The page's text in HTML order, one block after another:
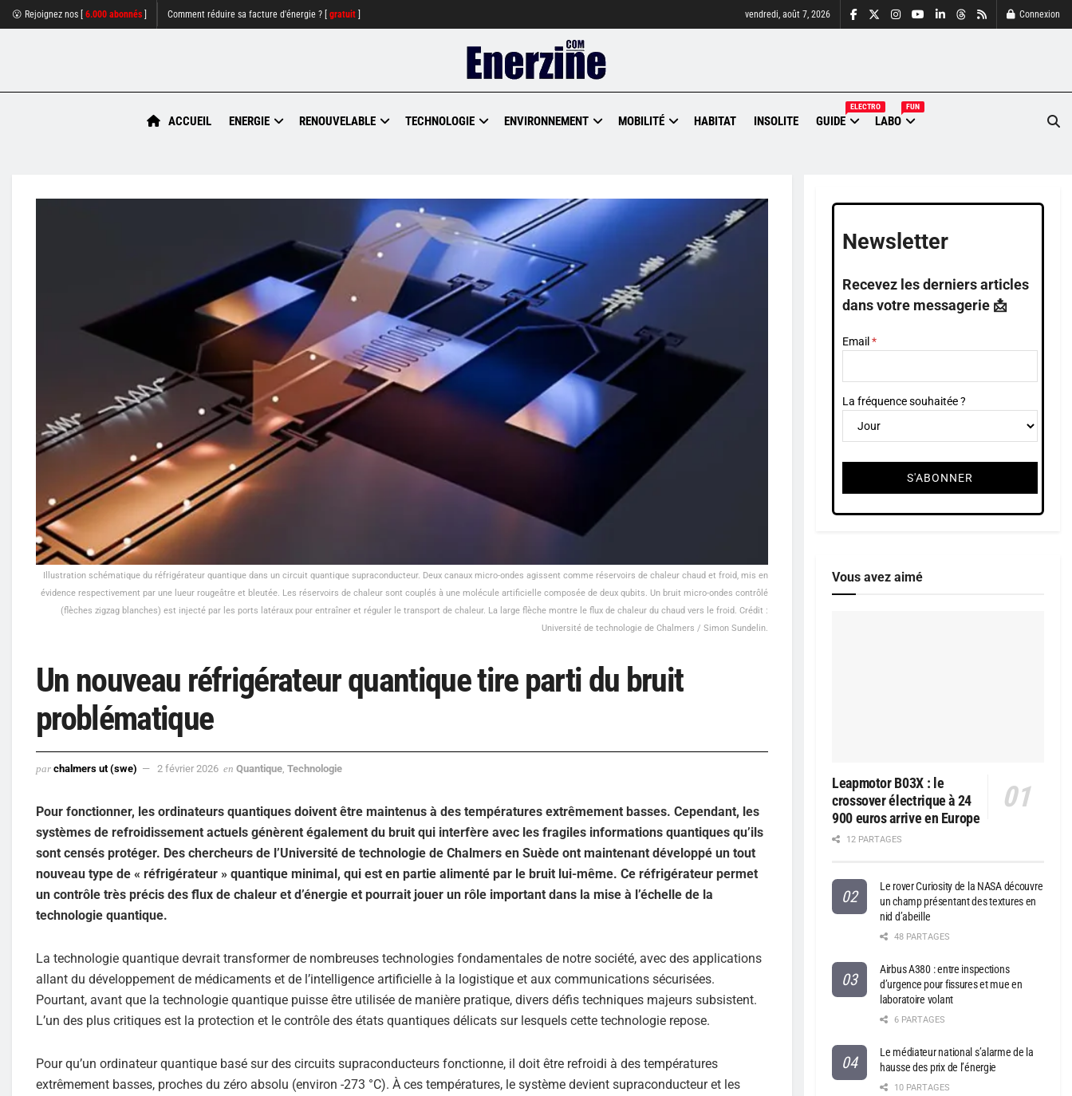
😮 Rejoignez nos [ 6.000 abonnés Comment réduire sa facture d'énergie ? [ gratuit vendredi, août 7, 2026 Connexion
ACCUEIL ENERGIE RENOUVELABLE TECHNOLOGIE ENVIRONNEMENT MOBILITÉ HABITAT INSOLITE GUIDE
ELECTRO
LABO
FUN
Illustration schématique du réfrigérateur quantique dans un circuit quantique supraconducteur. Deux canaux micro-ondes agissent comme réservoirs de chaleur chaud et froid, mis en
évidence respectivement par une lueur rougeâtre et bleutée. Les réservoirs de chaleur sont couplés à une molécule artificielle composée de deux qubits. Un bruit micro-ondes contrôlé
(flèches zigzag blanches) est injecté par les ports latéraux pour entraîner et réguler le transport de chaleur. La large flèche montre le flux de chaleur du chaud vers le froid. Crédit :
Université de technologie de Chalmers / Simon Sundelin.
Un nouveau réfrigérateur quantique tire parti du bruit
problématique
par chalmers ut (swe) 2 février 2026 en Quantique Technologie
Pour fonctionner, les ordinateurs quantiques doivent être maintenus à des températures extrêmement basses. Cependant, les
systèmes de refroidissement actuels génèrent également du bruit qui interfère avec les fragiles informations quantiques qu’ils
sont censés protéger. Des chercheurs de l’Université de technologie de Chalmers en Suède ont maintenant développé un tout
nouveau type de « réfrigérateur » quantique minimal, qui est en partie alimenté par le bruit lui-même. Ce réfrigérateur permet
un contrôle très précis des flux de chaleur et d’énergie et pourrait jouer un rôle important dans la mise à l’échelle de la
technologie quantique.
La technologie quantique devrait transformer de nombreuses technologies fondamentales de notre société, avec des applications
allant du développement de médicaments et de l’intelligence artificielle à la logistique et aux communications sécurisées.
Pourtant, avant que la technologie quantique puisse être utilisée de manière pratique, divers défis techniques majeurs subsistent.
L’un des plus critiques est la protection et le contrôle des états quantiques délicats sur lesquels cette technologie repose.
Pour qu’un ordinateur quantique basé sur des circuits supraconducteurs fonctionne, il doit être refroidi à des températures
extrêmement basses, proches du zéro absolu (environ -273 °C). À ces températures, le système devient supraconducteur et les
Newsletter
Recevez les derniers articles
dans votre messagerie 📩
Email
La fréquence souhaitée ?
Vous avez aimé
Leapmotor B03X : le
crossover électrique à 24
900 euros arrive en Europe
12 PARTAGES
Le rover Curiosity de la NASA découvre
un champ présentant des textures en
nid d’abeille
48 PARTAGES
Airbus A380 : entre inspections
d’urgence pour fissures et mue en
laboratoire volant
6 PARTAGES
Le médiateur national s’alarme de la
hausse des prix de l’énergie
10 PARTAGES